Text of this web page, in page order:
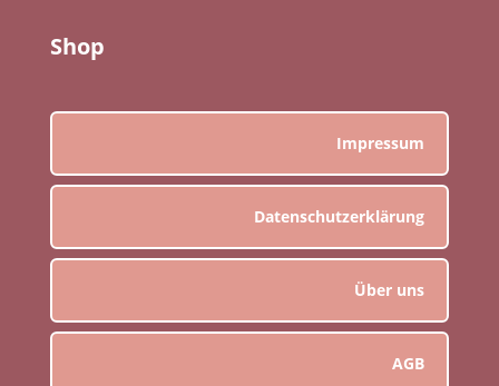
Shop
Impressum
Datenschutzerklärung
Über uns
AGB